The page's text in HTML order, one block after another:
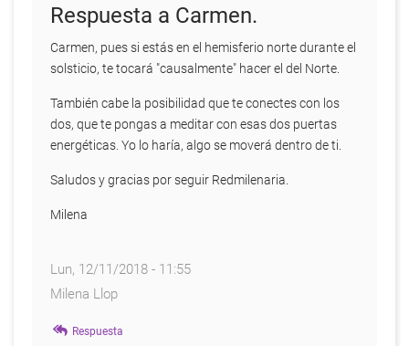
Respuesta a Carmen.
Carmen, pues si estás en el hemisferio norte durante el
solsticio, te tocará "causalmente" hacer el del Norte.
También cabe la posibilidad que te conectes con los
dos, que te pongas a meditar con esas dos puertas
energéticas. Yo lo haría, algo se moverá dentro de ti.
Saludos y gracias por seguir Redmilenaria.
Milena
Lun, 12/11/2018 - 11:55
Milena Llop
Respuesta